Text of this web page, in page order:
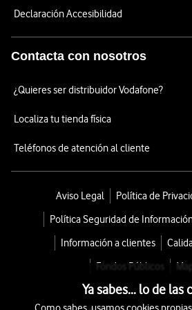
Declaración Accesibilidad
Contacta con nosotros
¿Quieres ser distribuidor Vodafone?
Localiza tu tienda física
Teléfonos de atención al cliente
Aviso Legal
Política de
Política Seguridad de
Información a clientes
Fondos Públicos
Ya sabes... lo de las